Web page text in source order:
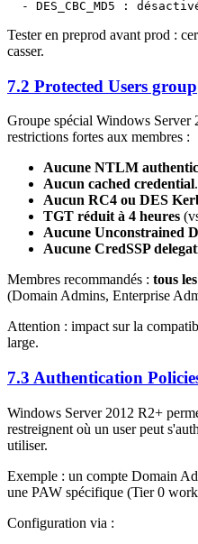
Tester en preprod avant prod :
casser.
7.2 Protected Users group
Groupe spécial Windows Server
restrictions fortes aux membres :
Aucune NTLM
Aucun cached credential.
Aucun RC4 ou DES
TGT réduit à 4 heures
Aucune Unconstrained
Aucune CredSSP
Membres recommandés : tous
(Domain Admins, Enterprise
Attention : impact sur la
large.
7.3 Authentication
Windows Server 2012 R2+
restreignent où un user peut
utiliser.
Exemple : un compte Domain
une PAW spécifique (Tier 0
Configuration via :